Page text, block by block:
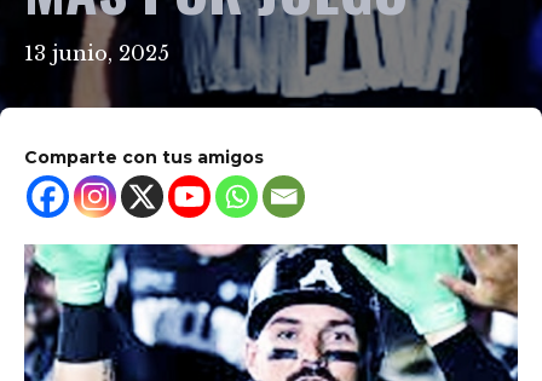
13 junio, 2025
Comparte con tus amigos